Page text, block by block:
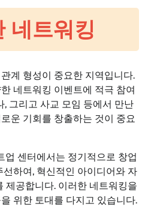
네트워킹
계 형성이 중요한 지역입니다.
네트워킹 이벤트에 적극 참여
, 그리고 사교 모임 등에서 만난
운 기회를 창출하는 것이 중요
업 센터에서는 정기적으로 창업
하여, 혁신적인 아이디어와 자
제공합니다. 이러한 네트워킹을
위한 토대를 다지고 있습니다.